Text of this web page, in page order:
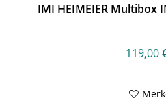
IMI HEIMEIER Multibox
119,00